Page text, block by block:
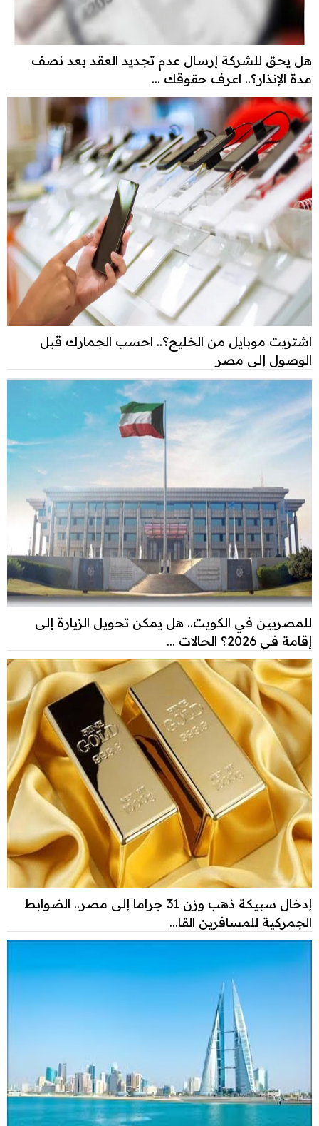
هل يحق للشركة إرسال عدم تجديد العقد بعد نصف
مدة الإنذار؟.. اعرف حقوقك ...
اشتريت موبايل من الخليج؟.. احسب الجمارك قبل
الوصول إلى مصر
للمصريين في الكويت.. هل يمكن تحويل الزيارة إلى
إقامة في 2026؟ الحالات ...
إدخال سبيكة ذهب وزن 31 جراما إلى مصر.. الضوابط
الجمركية للمسافرين القا...